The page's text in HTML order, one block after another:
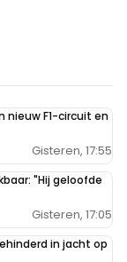
nieuw F1-circuit en
Gisteren, 17:55
"Hij geloofde
Gisteren, 17:05
in jacht op